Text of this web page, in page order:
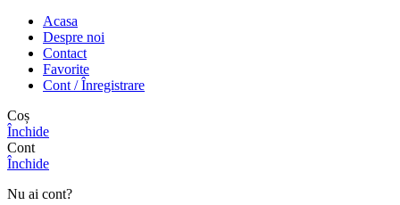
Acasa
Despre noi
Contact
Favorite
Cont / Înregistrare
Coș
Închide
Cont
Închide
Nu ai cont?